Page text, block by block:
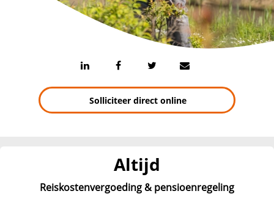
Solliciteer direct online
Altijd
Reiskostenvergoeding & pensioenregeling